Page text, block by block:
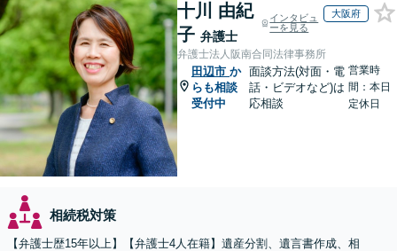
十川 由紀
子 弁護士
インタビュ
ーを見る
大阪府
弁護士法人阪南合同法律事務所
田辺市 か
らも相談
受付中
面談方法(対面・電
話・ビデオなど)は
応相談
営業時
間：本日
定休日
相続税対策
【弁護士歴15年以上】【弁護士4人在籍】遺産分割、遺言書作成、相